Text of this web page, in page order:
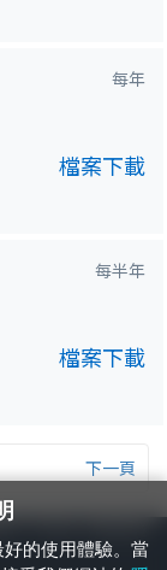
每年
檔案下載
每半年
檔案下載
下一頁
、平交道、橋樑及隧
的使用體驗。當